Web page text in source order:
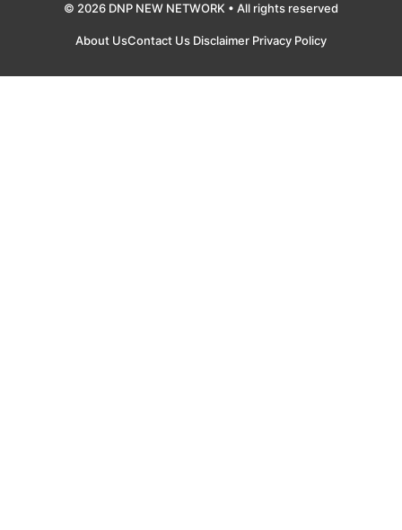
© 2026 DNP NEW NETWORK • All rights reserved
About UsContact Us Disclaimer Privacy Policy